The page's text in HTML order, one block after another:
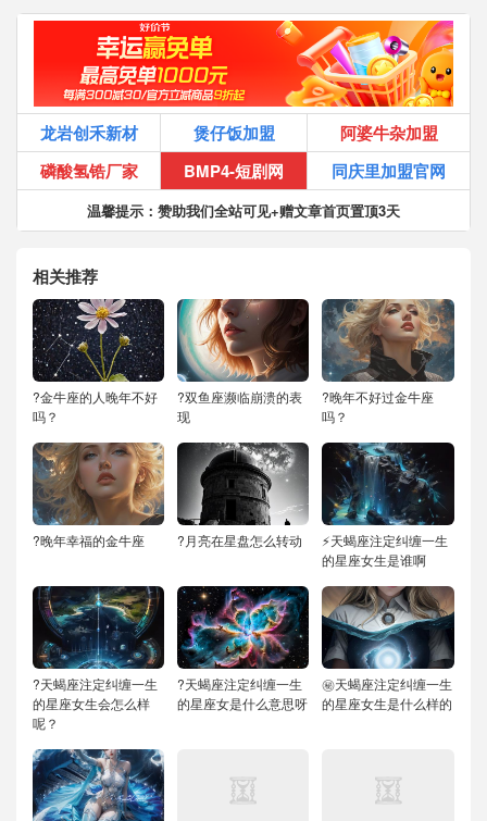
龙岩创禾新材 煲仔饭加盟
阿婆牛杂加盟
磷酸氢锆厂家
BMP4-短剧网 同庆里加盟官网
温馨提示：赞助我们全站可见+赠文章首页置顶3天
相关推荐
?金牛座的人晚年不好
吗？
?双鱼座濒临崩溃的表
现
?晚年不好过金牛座
吗？
?晚年幸福的金牛座 ?月亮在星盘怎么转动
⚡天蝎座注定纠缠一生
的星座女生是谁啊
?天蝎座注定纠缠一生
的星座女生会怎么样
呢？
?天蝎座注定纠缠一生
的星座女是什么意思呀
㊙️天蝎座注定纠缠一生
的星座女生是什么样的